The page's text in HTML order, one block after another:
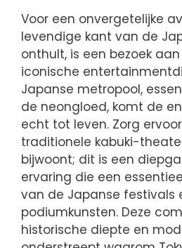
Voor een onvergetelijke
levendige kant van de
onthult, is een bezoek
iconische
Japanse metropool,
de neongloed, komt de
echt tot leven. Zorg
traditionele kabuki-
bijwoont; dit is een
ervaring die een
van de Japanse festivals
podiumkunsten. Deze
historische diepte en